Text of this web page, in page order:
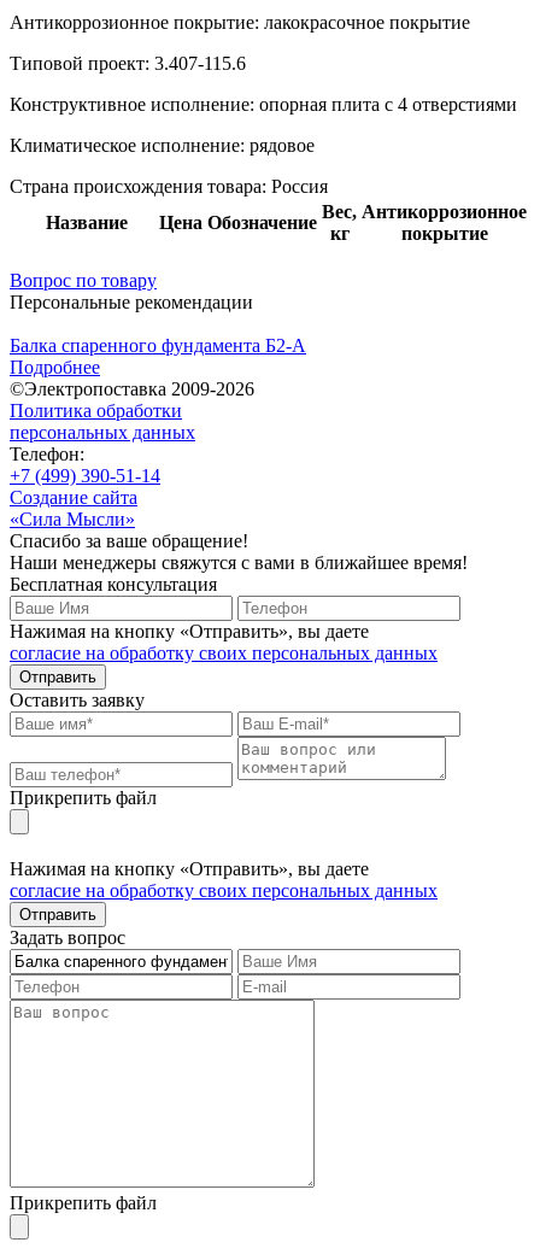
Антикоррозионное покрытие: лакокрасочное покрытие
Типовой проект: 3.407-115.6
Конструктивное исполнение: опорная плита с 4 отверстиями
Климатическое исполнение: рядовое
Страна происхождения товара: Россия
Название
Цена Обозначение
Вес,
кг
Антикоррозионное
покрытие
Вопрос по товару
Персональные рекомендации
Балка спаренного фундамента Б2-А
Подробнее
©Электропоставка 2009-2026
Политика обработки
персональных данных
Телефон:
+7 (499) 390-51-14
Создание сайта
«Сила Мысли»
Спасибо за ваше обращение!
Наши менеджеры свяжутся с вами в ближайшее время!
Бесплатная консультация
Нажимая на кнопку «Отправить», вы даете
согласие на обработку своих персональных данных
Отправить
Оставить заявку
Прикрепить файл
Нажимая на кнопку «Отправить», вы даете
согласие на обработку своих персональных данных
Отправить
Задать вопрос
Прикрепить файл